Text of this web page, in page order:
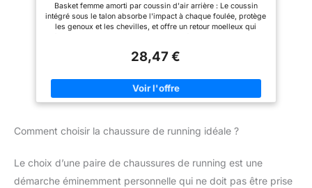
Noir Noir EU 39
Basket femme amorti par coussin d'air arrière : Le coussin
intégré sous le talon absorbe l'impact à chaque foulée, protège
les genoux et les chevilles, et offre un retour moelleux qui
librement, évacue chaleur et humidité, et garde les pieds au
de la voûte + semelle anti-dérapante : Une structure de soutien
sous la voûte épouse la forme du pied ; la semelle en
caoutchouc résistant avec sculptures multidirectionnelles offre
choisi pour alléger la chaussure au maximum. On les enfile et
: Lignes sobres et couleurs neutres, ces baskets s'adaptent
sorties du week-end.
28,47 €
Comment choisir la chaussure de running idéale ?
Le choix d’une paire de chaussures de running est une
démarche éminemment personnelle qui ne doit pas être prise